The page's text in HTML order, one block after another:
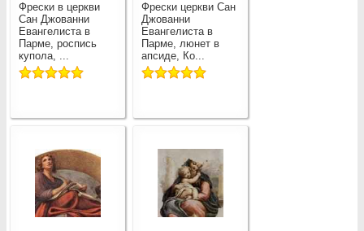
Фрески в церкви
Сан Джованни
Евангелиста в
Парме, роспись
купола, ...
Фрески церкви Сан
Джованни
Евангелиста в
Парме, люнет в
апсиде, Ко...